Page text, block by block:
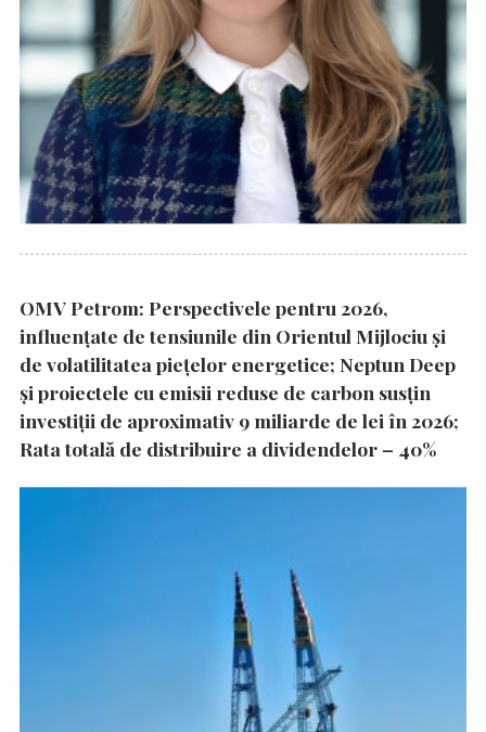
OMV Petrom: Perspectivele pentru 2026,
influențate de tensiunile din Orientul Mijlociu și
de volatilitatea piețelor energetice; Neptun Deep
și proiectele cu emisii reduse de carbon susțin
investiții de aproximativ 9 miliarde de lei în 2026;
Rata totală de distribuire a dividendelor – 40%